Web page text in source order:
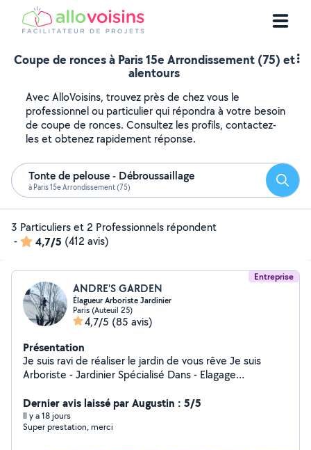
Coupe de ronces à Paris 15e Arrondissement (75) et
alentours
Avec AlloVoisins, trouvez près de chez vous le
professionnel ou particulier qui répondra à votre besoin
de coupe de ronces. Consultez les profils, contactez-
les et obtenez rapidement réponse.
Tonte de pelouse - Débroussaillage
à Paris 15e Arrondissement (75)
3 Particuliers et 2 Professionnels répondent
-
4,7/5 (412 avis)
Entreprise
ANDRE'S GARDEN
Élagueur Arboriste Jardinier
Paris (Auteuil 25)
4,7/5 (85 avis)
Présentation
Je suis ravi de réaliser le jardin de vous rêve Je suis
Arboriste - Jardinier Spécialisé Dans - Elagage
de tout le matériel professionnel Broyage de branches
Taille des haies -Tonte de votre gazon - Débroussaillage
. Entretien de jardin bureau restaurant . Parc - Plus , de
Dernier avis laissé par Augustin : 5/5
Il y a 18 jours
Super prestation, merci